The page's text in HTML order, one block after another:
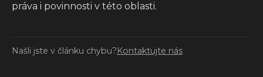
práva i povinnosti v této oblasti.
Našli jste v článku chybu?Kontaktujte nás